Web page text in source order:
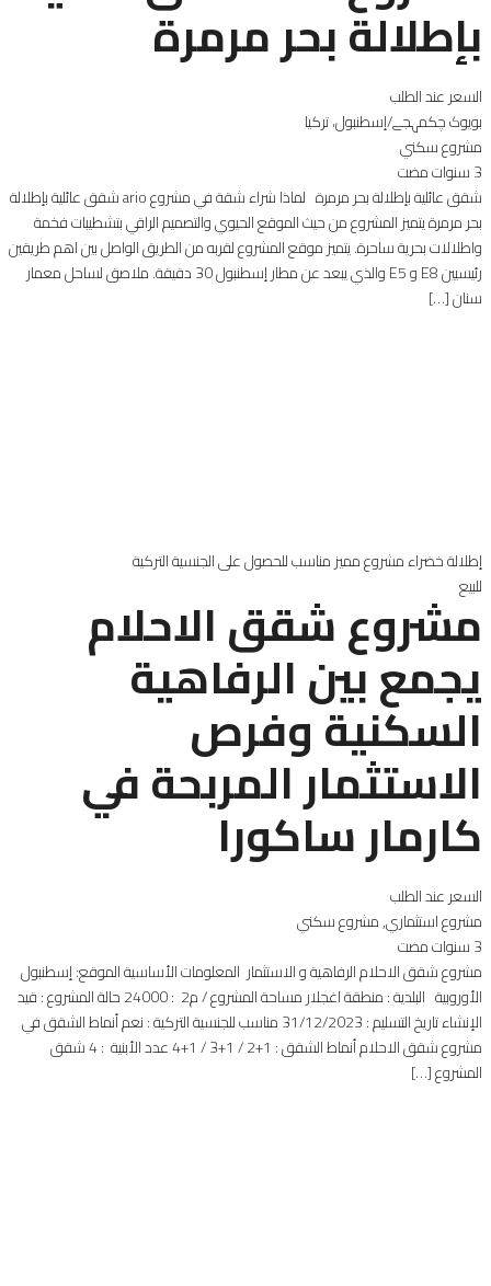
بإطلالة بحر مرمرة
السعر عند الطلب
بویوک چکمہجے/إسطنبول، تركيا
مشروع سكني
3 سنوات مضت
شقق عائلية بإطلالة بحر مرمرة لماذا شراء شقة في مشروع ario شقق عائلية بإطلالة
بحر مرمرة يتميز المشروع من حيث الموقع الحيوي والتصميم الراقي بتشطيبات فخمة
واطلالات بحرية ساحرة. يتميز موقع المشروع لقربه من الطريق الواصل بين اهم طريقين
رئيسيين E8 و E5 والذي يبعد عن مطار إسطنبول 30 دقيقة. ملاصق لساحل معمار
سنان […]
إطلالة خضراءمشروع مميزمناسب للحصول على الجنسية التركية
للبيع
مشروع شقق الاحلام
يجمع بين الرفاهية
السكنية وفرص
الاستثمار المربحة في
كارمار ساكورا
السعر عند الطلب
مشروع استثماري,مشروع سكني
3 سنوات مضت
مشروع شقق الاحلام الرفاهية و الاستثمار المعلومات الأساسية الموقع: إسطنبول
الأوروبية البلدية : منطقة اغجلار مساحة المشروع / م2 : 24000 حالة المشروع : قيد
الإنشاء تاريخ التسليم : 31/12/2023 مناسب للجنسية التركية : نعم أنماط الشقق في
مشروع شقق الاحلام أنماط الشقق : 1+2 / 1+3 / 1+4 عدد الأبنية : 4 شقق
المشروع […]